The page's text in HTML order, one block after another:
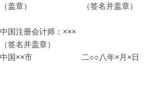
（盖章） （签名并盖章）
中国注册会计师：×××
（签名并盖章）
中国××市 二○○八年×月×日